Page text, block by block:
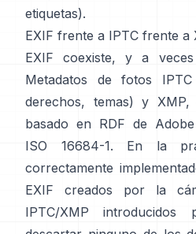
etiquetas).
EXIF frente a IPTC frente a
EXIF coexiste, y a
Metadatos de fotos IPTC
derechos, temas) y XMP,
basado en RDF de
ISO 16684-1. En la
correctamente
EXIF creados por la
IPTC/XMP